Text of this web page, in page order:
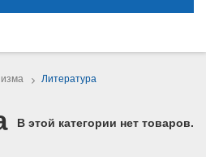
> Литература
В этой категории нет товаров.